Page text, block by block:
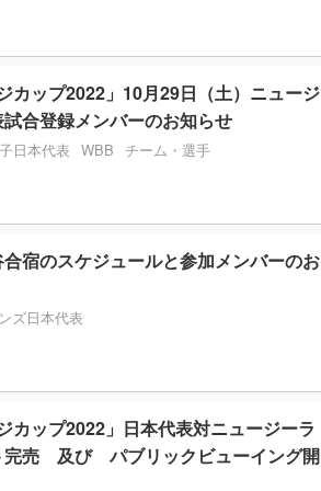
カップ2022」10月29日（土）ニュージ
合登録メンバーのお知らせ
日本代表 WBB チーム・選手
宿のスケジュールと参加メンバーのお
ズ日本代表
カップ2022」日本代表対ニュージーラ
完売 及び パブリックビューイング開